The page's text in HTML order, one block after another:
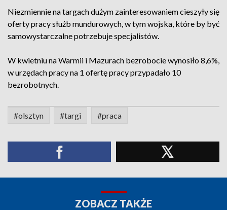
Niezmiennie na targach dużym zainteresowaniem cieszyły się
oferty pracy służb mundurowych, w tym wojska, które by być
samowystarczalne potrzebuje specjalistów.
W kwietniu na Warmii i Mazurach bezrobocie wynosiło 8,6%,
w urzędach pracy na 1 ofertę pracy przypadało 10
bezrobotnych.
#olsztyn #targi #praca
ZOBACZ TAKŻE